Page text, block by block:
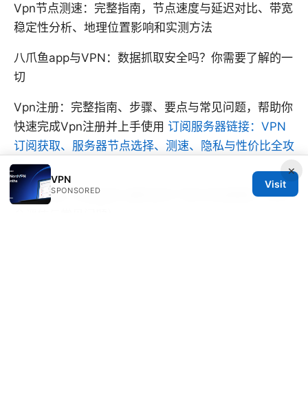
Vpn节点测速：完整指南，节点速度与延迟对比、带宽
稳定性分析、地理位置影响和实测方法
八爪鱼app与VPN：数据抓取安全吗？你需要了解的一
切
Vpn注册：完整指南、步骤、要点与常见问题，帮助你
快速完成Vpn注册并上手使用 订阅服务器链接：VPN
订阅获取、服务器节点选择、测速、隐私与性价比全攻
略
四叶草vpn ios安装包 最新版本下载与安装教程（含安
×
VPN
SPONSORED
Visit